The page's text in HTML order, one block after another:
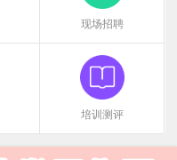
现场招聘
培训测评